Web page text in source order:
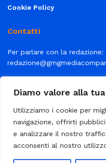
Diamo valore alla
Utilizziamo i cookie per
navigazione, offrirti
e analizzare il nostro
acconsenti al nostro
Cookie Policy
Contatti
Per parlare con la redazione: